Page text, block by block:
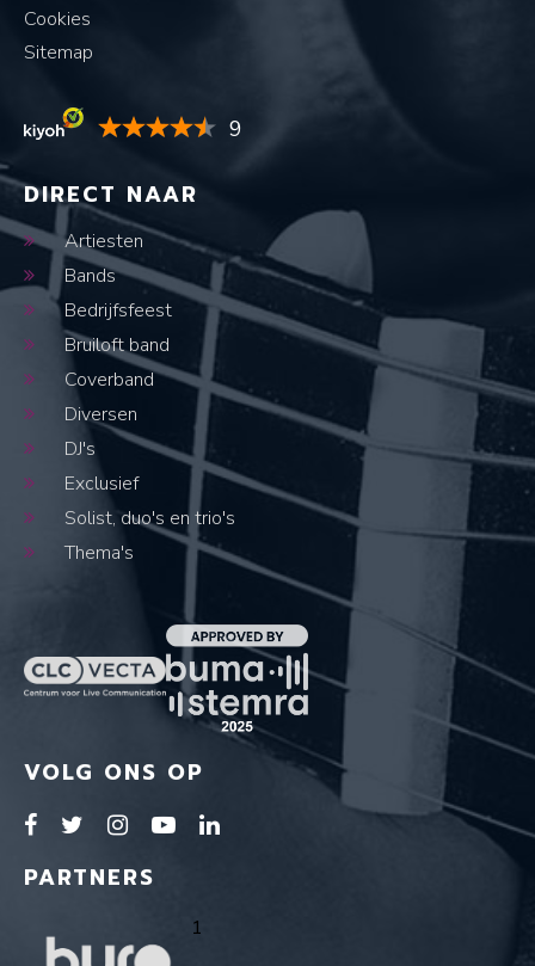
Cookies
Sitemap
9
DIRECT NAAR
Artiesten
Bands
Bedrijfsfeest
Bruiloft band
Coverband
Diversen
DJ's
Exclusief
Solist, duo's en trio's
Thema's
VOLG ONS OP
PARTNERS
1